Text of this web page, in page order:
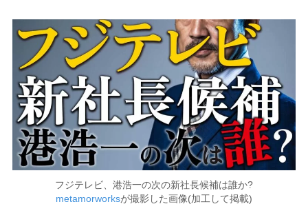
フジテレビ、港浩一の次の新社長候補は誰か?
metamorworksが撮影した画像(加工して掲載)